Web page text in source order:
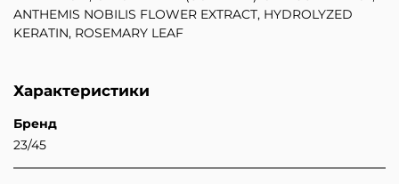
ANTHEMIS NOBILIS FLOWER EXTRACT, HYDROLYZED
KERATIN, ROSEMARY LEAF
Характеристики
Бренд
23/45